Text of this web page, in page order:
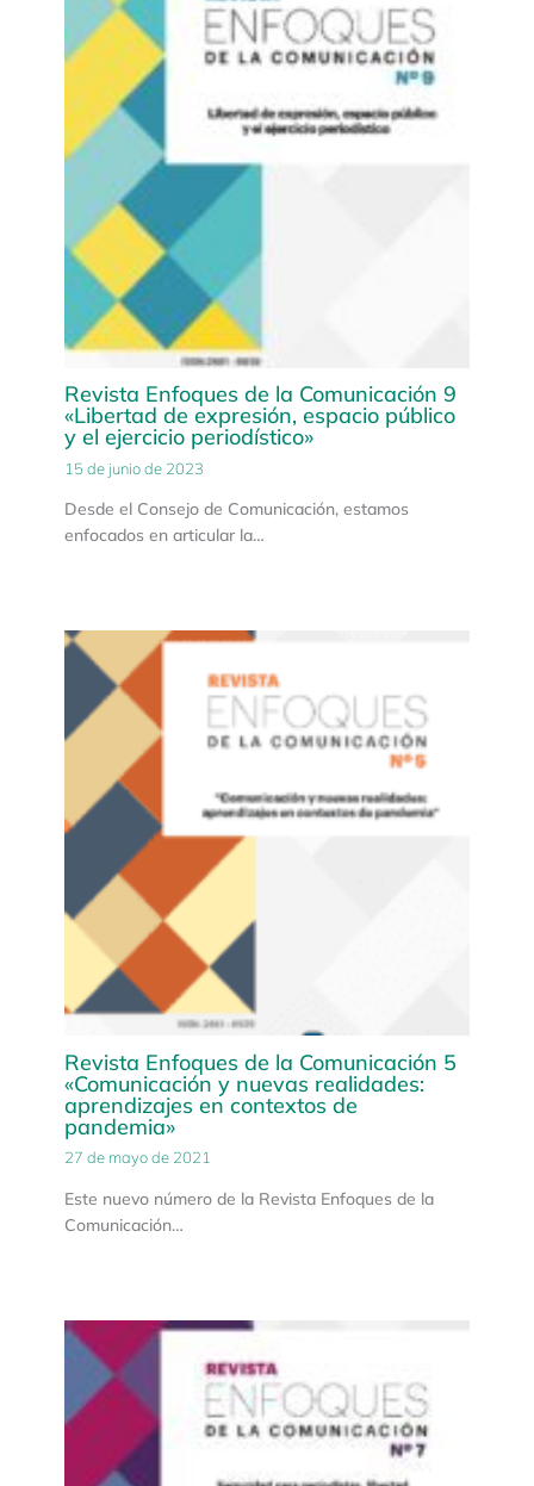
Revista Enfoques de la Comunicación 9
«Libertad de expresión, espacio público
y el ejercicio periodístico»
15 de junio de 2023
Desde el Consejo de Comunicación, estamos
enfocados en articular la…
Revista Enfoques de la Comunicación 5
«Comunicación y nuevas realidades:
aprendizajes en contextos de
pandemia»
27 de mayo de 2021
Este nuevo número de la Revista Enfoques de la
Comunicación…